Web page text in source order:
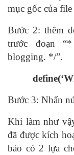
mục gốc của file
Bước 2: thêm
trước đoạn
blogging. */”.
Bước 3: Nhấn
Khi làm như
đã được kích
báo có 2 lựa